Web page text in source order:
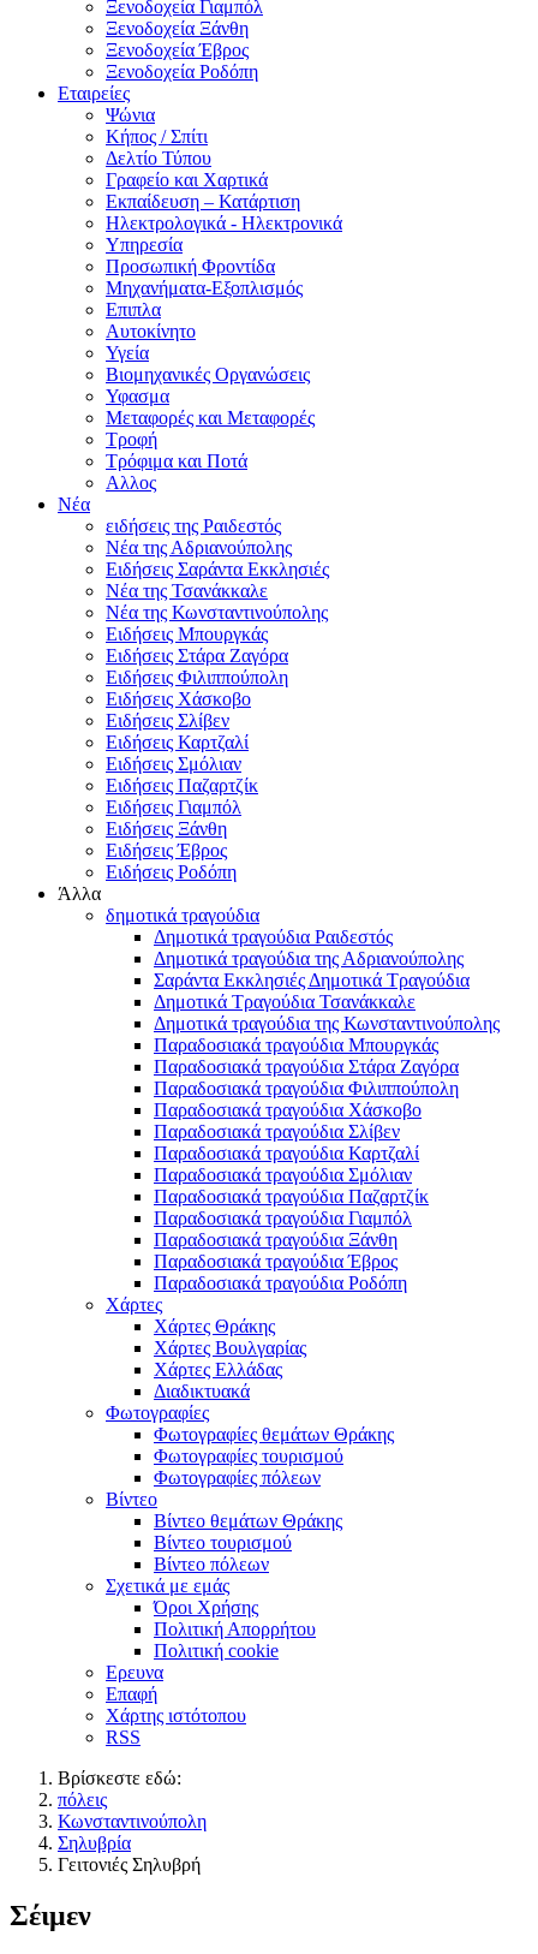
Ξενοδοχεία Γιαμπόλ
Ξενοδοχεία Ξάνθη
Ξενοδοχεία Έβρος
Ξενοδοχεία Ροδόπη
Εταιρείες
Ψώνια
Κήπος / Σπίτι
Δελτίο Τύπου
Γραφείο και Χαρτικά
Εκπαίδευση – Κατάρτιση
Ηλεκτρολογικά - Ηλεκτρονικά
Υπηρεσία
Προσωπική Φροντίδα
Μηχανήματα-Εξοπλισμός
Επιπλα
Αυτοκίνητο
Υγεία
Βιομηχανικές Οργανώσεις
Υφασμα
Μεταφορές και Μεταφορές
Τροφή
Τρόφιμα και Ποτά
Αλλος
Νέα
ειδήσεις της Ραιδεστός
Νέα της Αδριανούπολης
Ειδήσεις Σαράντα Εκκλησιές
Νέα της Τσανάκκαλε
Νέα της Κωνσταντινούπολης
Ειδήσεις Μπουργκάς
Ειδήσεις Στάρα Ζαγόρα
Ειδήσεις Φιλιππούπολη
Ειδήσεις Χάσκοβο
Ειδήσεις Σλίβεν
Ειδήσεις Καρτζαλί
Ειδήσεις Σμόλιαν
Ειδήσεις Παζαρτζίκ
Ειδήσεις Γιαμπόλ
Ειδήσεις Ξάνθη
Ειδήσεις Έβρος
Ειδήσεις Ροδόπη
Άλλα
δημοτικά τραγούδια
Δημοτικά τραγούδια Ραιδεστός
Δημοτικά τραγούδια της Αδριανούπολης
Σαράντα Εκκλησιές Δημοτικά Τραγούδια
Δημοτικά Τραγούδια Τσανάκκαλε
Δημοτικά τραγούδια της Κωνσταντινούπολης
Παραδοσιακά τραγούδια Μπουργκάς
Παραδοσιακά τραγούδια Στάρα Ζαγόρα
Παραδοσιακά τραγούδια Φιλιππούπολη
Παραδοσιακά τραγούδια Χάσκοβο
Παραδοσιακά τραγούδια Σλίβεν
Παραδοσιακά τραγούδια Καρτζαλί
Παραδοσιακά τραγούδια Σμόλιαν
Παραδοσιακά τραγούδια Παζαρτζίκ
Παραδοσιακά τραγούδια Γιαμπόλ
Παραδοσιακά τραγούδια Ξάνθη
Παραδοσιακά τραγούδια Έβρος
Παραδοσιακά τραγούδια Ροδόπη
Χάρτες
Χάρτες Θράκης
Χάρτες Βουλγαρίας
Χάρτες Ελλάδας
Διαδικτυακά
Φωτογραφίες
Φωτογραφίες θεμάτων Θράκης
Φωτογραφίες τουρισμού
Φωτογραφίες πόλεων
Βίντεο
Βίντεο θεμάτων Θράκης
Βίντεο τουρισμού
Βίντεο πόλεων
Σχετικά με εμάς
Όροι Χρήσης
Πολιτική Απορρήτου
Πολιτική cookie
Ερευνα
Επαφή
Χάρτης ιστότοπου
RSS
Βρίσκεστε εδώ:
πόλεις
Κωνσταντινούπολη
Σηλυβρία
Γειτονιές Σηλυβρή
Σέιμεν